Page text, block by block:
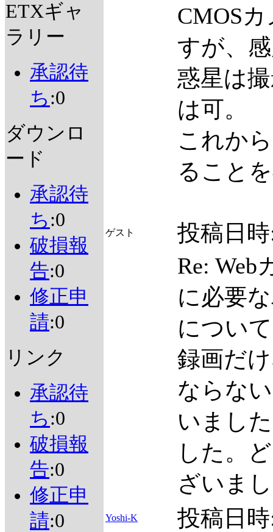
ETXギャ
ラリー
承認待
ち :0
ダウンロ
ード
承認待
ち :0
破損報
告:0
修正申
請:0
リンク
承認待
ち :0
破損報
告:0
修正申
請:0
CMOS
すが、
惑星は
は可。
これか
ること
ゲスト
投稿日
Re: Web
に必要
について
録画だ
ならな
いまし
した。
ざいま
Yoshi-K 投稿日